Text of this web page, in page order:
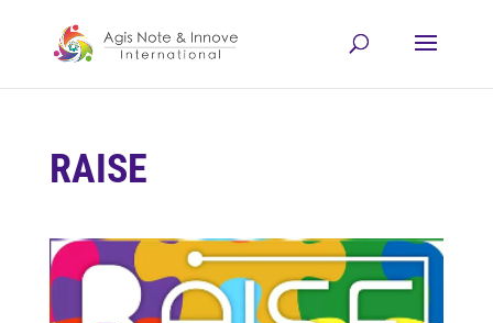
RAISE